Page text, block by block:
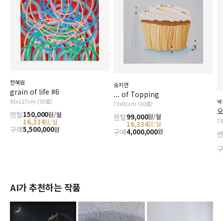
한혜원
grain of life #6
91x117cm (50호)
렌탈150,000원/월
16,334원/월
구매5,500,000원
송지연
... of Topping
73x91cm (30호)
렌탈99,000원/월
16,334원/월
구매4,000,000원
AI가 추천하는 작품